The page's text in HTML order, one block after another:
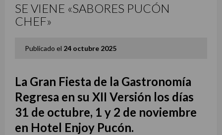
SE VIENE «SABORES PUCÓN
CHEF»
Publicado el 24 octubre 2025
La Gran Fiesta de la Gastronomía
Regresa en su XII Versión los días
31 de octubre, 1 y 2 de noviembre
en Hotel Enjoy Pucón.